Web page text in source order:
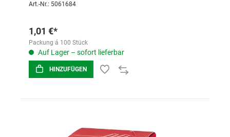
Art.-Nr.: 5061684
1,01 €*
Packung á 100 Stück
Auf Lager – sofort lieferbar
HINZUFÜGEN